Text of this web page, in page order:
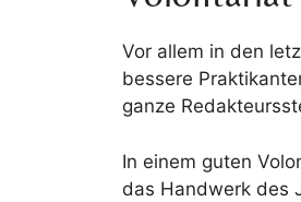
Vor allem in den
bessere
ganze
In einem guten
das Handwerk des